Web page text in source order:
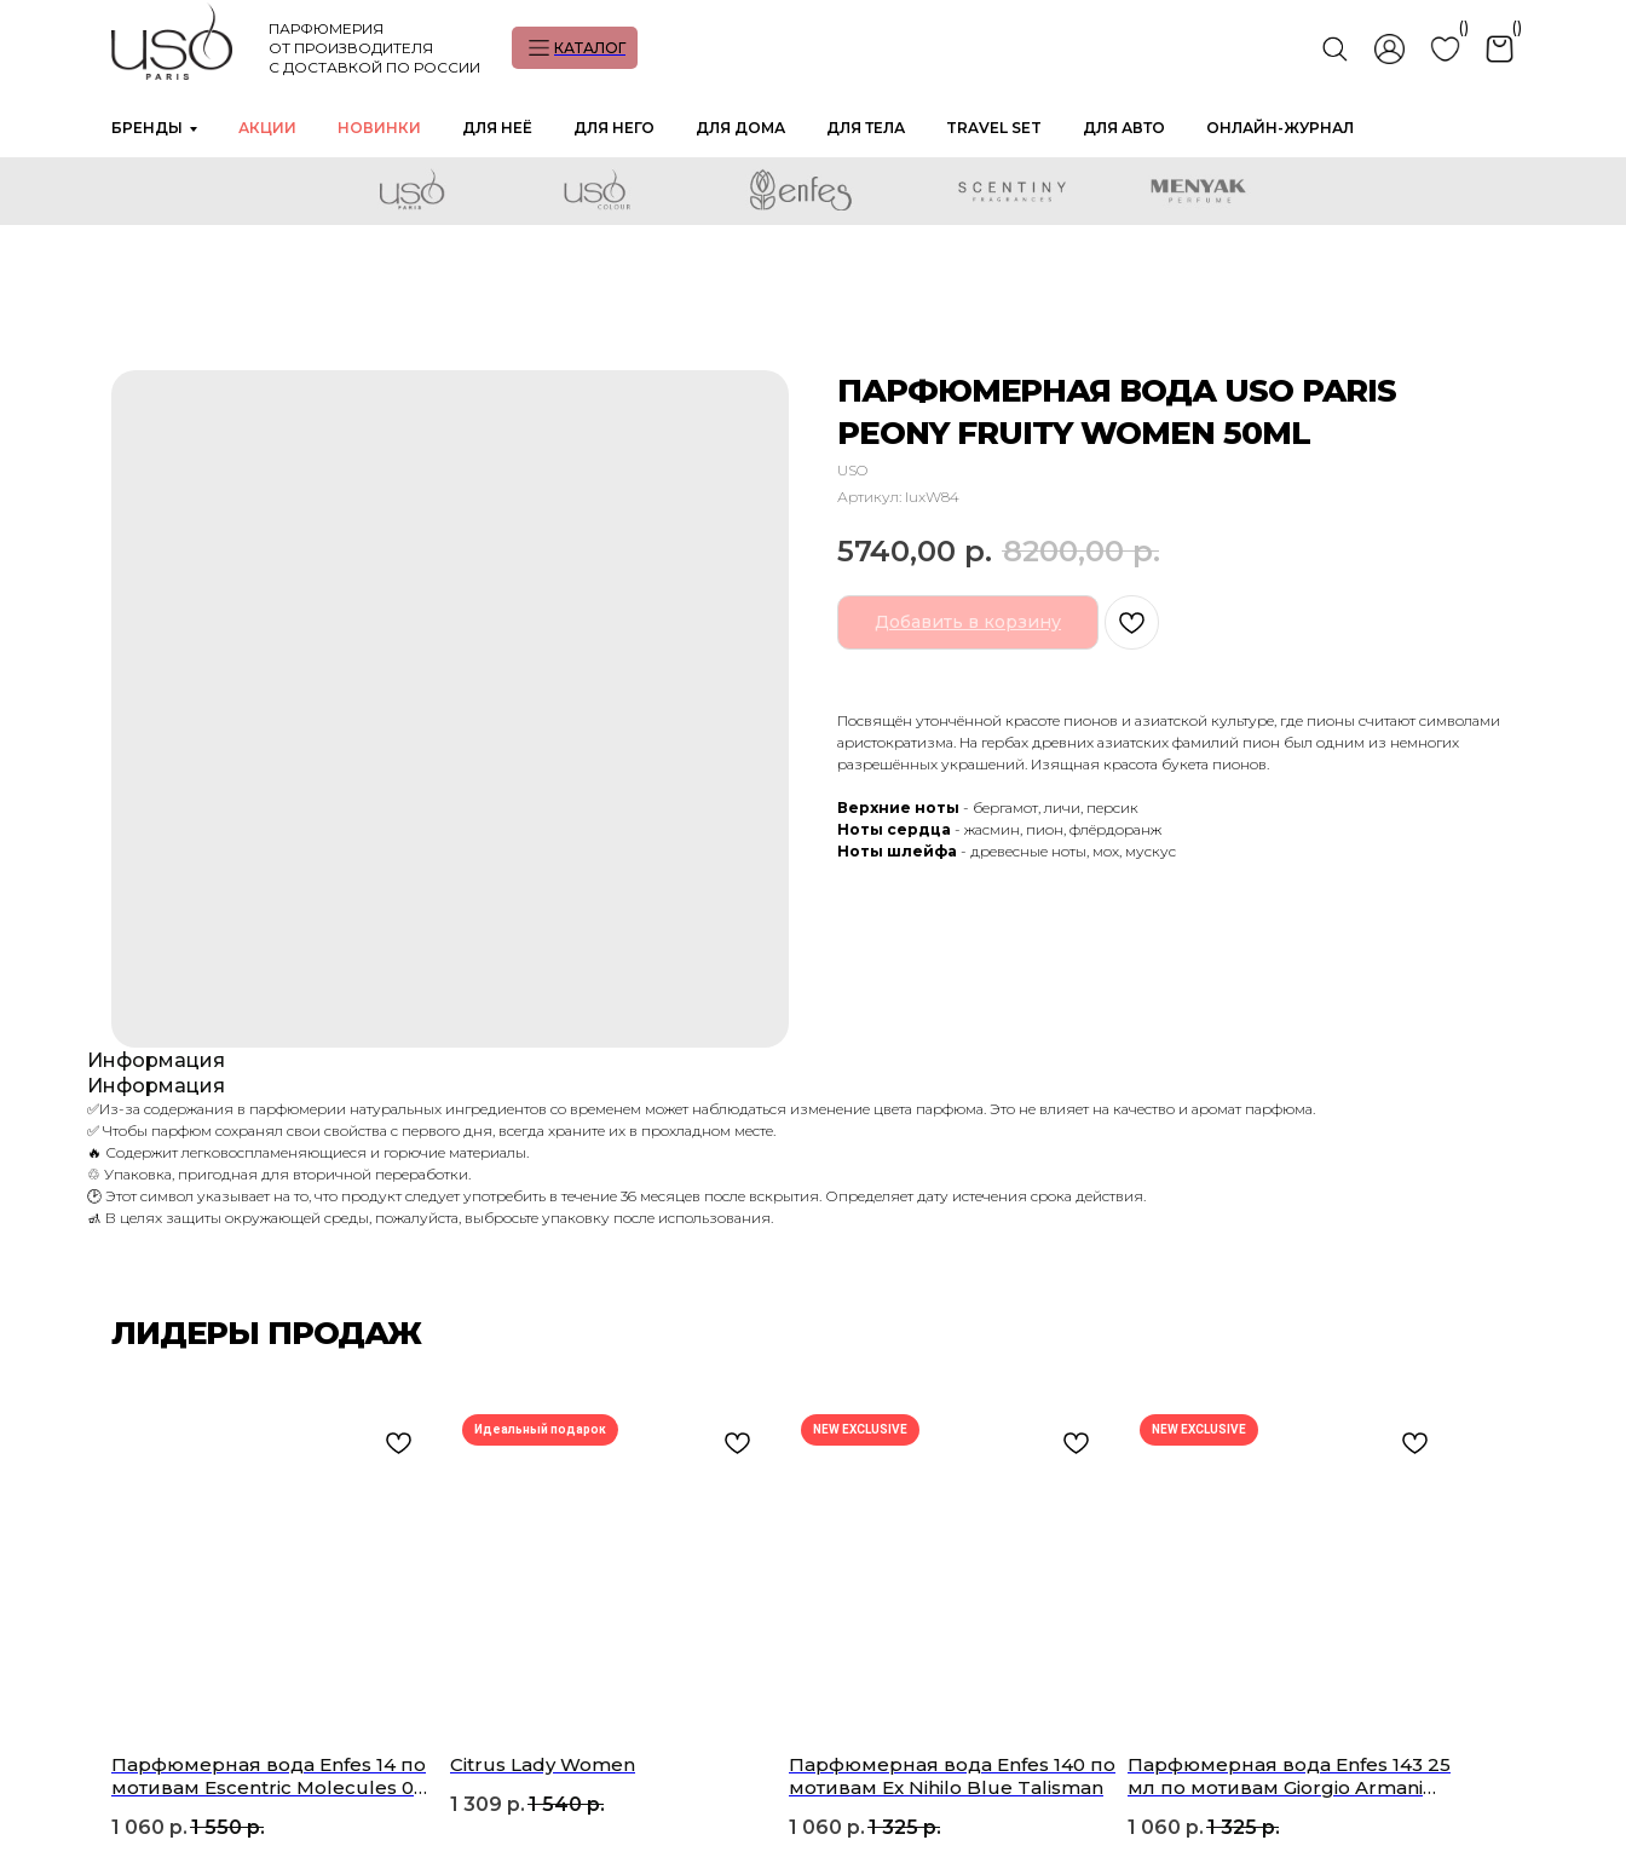
ПАРФЮМЕРИЯ
ОТ ПРОИЗВОДИТЕЛЯ
С ДОСТАВКОЙ ПО РОССИИ
()
()
КАТАЛОГ
БРЕНДЫ АКЦИИ НОВИНКИ ДЛЯ НЕЁ ДЛЯ НЕГО ДЛЯ ДОМА ДЛЯ ТЕЛА TRAVEL SET ДЛЯ АВТО ОНЛАЙН-ЖУРНАЛ
ПАРФЮМЕРНАЯ ВОДА USO PARIS
PEONY FRUITY WOMEN 50ML
USO
Артикул: luxW84
5740,00 р. 8200,00 р.
Добавить в корзину
Посвящён утончённой красоте пионов и азиатской культуре, где пионы считают символами
аристократизма. На гербах древних азиатских фамилий пион был одним из немногих
разрешённых украшений. Изящная красота букета пионов.
Верхние ноты - бергамот, личи, персик
Ноты сердца - жасмин, пион, флёрдоранж
Ноты шлейфа - древесные ноты, мох, мускус
Информация
Информация
✅Из-за содержания в парфюмерии натуральных ингредиентов со временем может наблюдаться изменение цвета парфюма. Это не влияет на качество и аромат парфюма.
✅ Чтобы парфюм сохранял свои свойства с первого дня, всегда храните их в прохладном месте.
🔥 Содержит легковоспламеняющиеся и горючие материалы.
♲ Упаковка, пригодная для вторичной переработки.
🕑 Этот символ указывает на то, что продукт следует употребить в течение 36 месяцев после вскрытия. Определяет дату истечения срока действия.
🚮 В целях защиты окружающей среды, пожалуйста, выбросьте упаковку после использования.
ЛИДЕРЫ ПРОДАЖ
Парфюмерная вода Enfes 14 по
мотивам Escentric Molecules 02
1 060 р. 1 550 р.
Идеальный подарок
Citrus Lady Women
1 309 р. 1 540 р.
NEW EXCLUSIVE
Парфюмерная вода Enfes 140 по
мотивам Ex Nihilo Blue Talisman
1 060 р. 1 325 р.
NEW EXCLUSIVE
Парфюмерная вода Enfes 143 25
мл по мотивам Giorgio Armani
1 060 р. 1 325 р.